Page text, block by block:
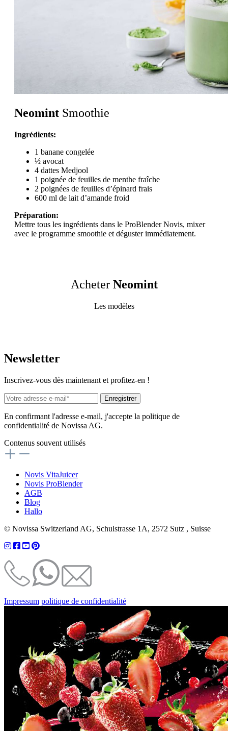
Neomint Smoothie
Ingrédients:
1 banane congelée
½ avocat
4 dattes Medjool
1 poignée de feuilles de menthe fraîche
2 poignées de feuilles d’épinard frais
600 ml de lait d’amande froid
Préparation:
Mettre tous les ingrédients dans le ProBlender Novis, mixer
avec le programme smoothie et déguster immédiatement.
AcheterNeomint
Les modèles
Newsletter
Inscrivez-vous dès maintenant et profitez-en !
Enregistrer
En confirmant l'adresse e-mail, j'accepte la politique de
confidentialité de Novissa AG.
Contenus souvent utilisés
Novis VitaJuicer
Novis ProBlender
AGB
Blog
Hallo
© Novissa Switzerland AG, Schulstrasse 1A, 2572 Sutz , Suisse
Impressum politique de confidentialité